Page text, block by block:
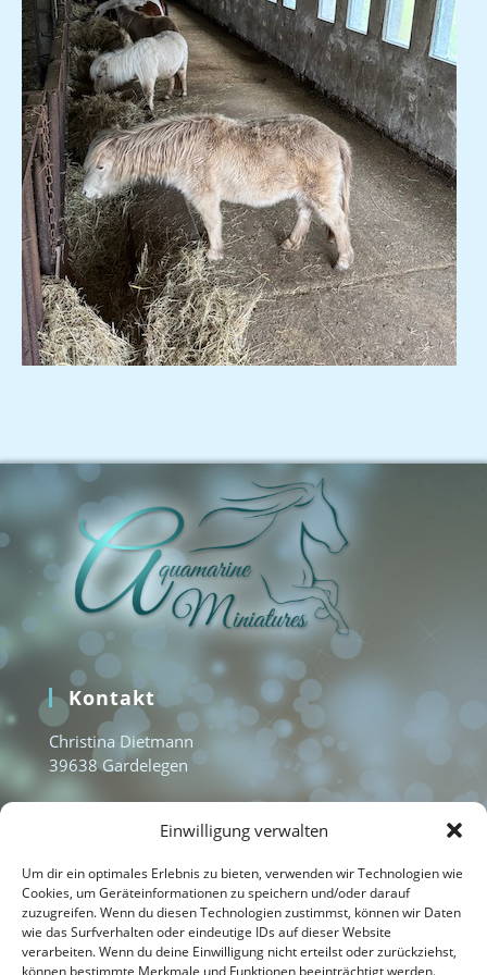
Einwilligung verwalten
Um dir ein optimales Erlebnis zu bieten, verwenden wir Technologien wie
Cookies, um Geräteinformationen zu speichern und/oder darauf
zuzugreifen. Wenn du diesen Technologien zustimmst, können wir Daten
wie das Surfverhalten oder eindeutige IDs auf dieser Website
verarbeiten. Wenn du deine Einwilligung nicht erteilst oder zurückziehst,
können bestimmte Merkmale und Funktionen beeinträchtigt werden.
Kontakt
Christina Dietmann
39638 Gardelegen
info@aquamarine-miniatures.com
Home